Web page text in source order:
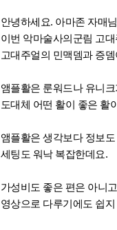
안녕하세요. 아마존 자매
이번 악마술사의군림 고
고대주얼의 민맥뎀과 증
앰플활은 룬워드나 유니
도대체 어떤 활이 좋은 활
앰플활은 생각보다 정보
세팅도 워낙 복잡한데요.
가성비도 좋은 편은 아니
영상으로 다루기에도 쉽